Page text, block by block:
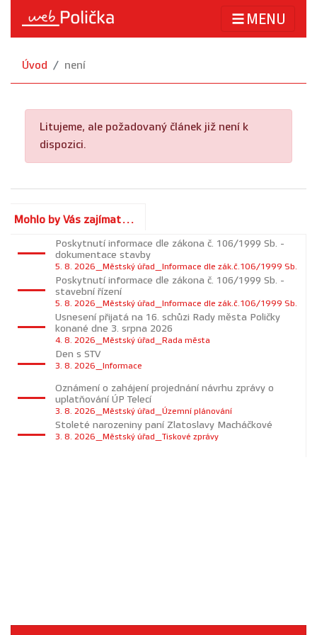
MENU
Úvod není
Litujeme, ale požadovaný článek již není k
dispozici.
Mohlo by Vás zajímat...
Poskytnutí informace dle zákona č. 106/1999 Sb. -
dokumentace stavby
5. 8. 2026_Městský úřad_Informace dle zák.č.106/1999 Sb.
Poskytnutí informace dle zákona č. 106/1999 Sb. -
stavební řízení
5. 8. 2026_Městský úřad_Informace dle zák.č.106/1999 Sb.
Usnesení přijatá na 16. schůzi Rady města Poličky
konané dne 3. srpna 2026
4. 8. 2026_Městský úřad_Rada města
Den s STV
3. 8. 2026_Informace
Oznámení o zahájení projednání návrhu zprávy o
uplatňování ÚP Telecí
3. 8. 2026_Městský úřad_Územní plánování
Stoleté narozeniny paní Zlatoslavy Macháčkové
3. 8. 2026_Městský úřad_Tiskové zprávy